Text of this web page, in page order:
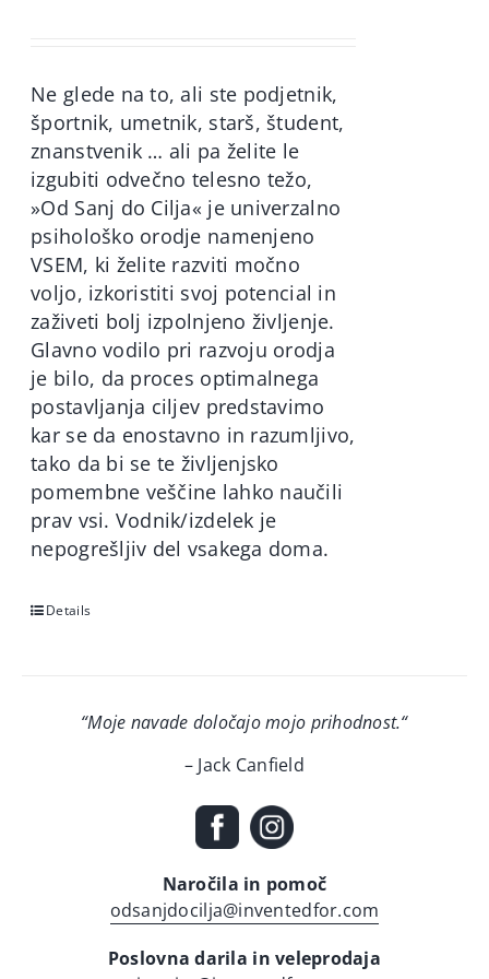
Ne glede na to, ali ste podjetnik,
športnik, umetnik, starš, študent,
znanstvenik … ali pa želite le
izgubiti odvečno telesno težo,
»Od Sanj do Cilja« je univerzalno
psihološko orodje namenjeno
VSEM, ki želite razviti močno
voljo, izkoristiti svoj potencial in
zaživeti bolj izpolnjeno življenje.
Glavno vodilo pri razvoju orodja
je bilo, da proces optimalnega
postavljanja ciljev predstavimo
kar se da enostavno in razumljivo,
tako da bi se te življenjsko
pomembne veščine lahko naučili
prav vsi. Vodnik/izdelek je
nepogrešljiv del vsakega doma.
Details
“Moje navade določajo mojo prihodnost.“
– Jack Canfield
Naročila in pomoč
odsanjdocilja@inventedfor.com
Poslovna darila in veleprodaja